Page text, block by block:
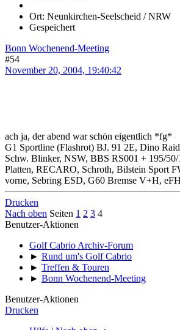
Ort: Neunkirchen-Seelscheid / NRW
Gespeichert
Bonn Wochenend-Meeting
#54
November 20, 2004, 19:40:42
ach ja, der abend war schön eigentlich *fg*
G1 Sportline (Flashrot) BJ. 91 2E, Dino
Schw. Blinker, NSW, BBS RS001 + 195/
Platten, RECARO, Schroth, Bilstein Sport
vorne, Sebring ESD, G60 Bremse V+H,
Drucken
Nach oben Seiten 1 2 3 4
Benutzer-Aktionen
Golf Cabrio Archiv-Forum
► Rund um's Golf Cabrio
► Treffen & Touren
► Bonn Wochenend-Meeting
Benutzer-Aktionen
Drucken